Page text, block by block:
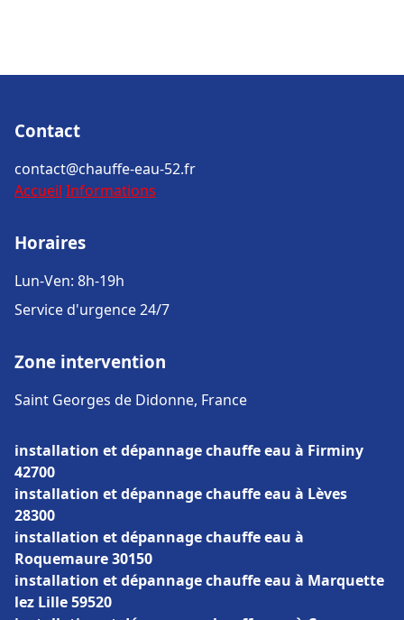
Contact
contact@chauffe-eau-52.fr
Accueil Informations
Horaires
Lun-Ven: 8h-19h
Service d'urgence 24/7
Zone intervention
Saint Georges de Didonne, France
installation et dépannage chauffe eau à Firminy
42700
installation et dépannage chauffe eau à Lèves
28300
installation et dépannage chauffe eau à
Roquemaure 30150
installation et dépannage chauffe eau à Marquette
lez Lille 59520